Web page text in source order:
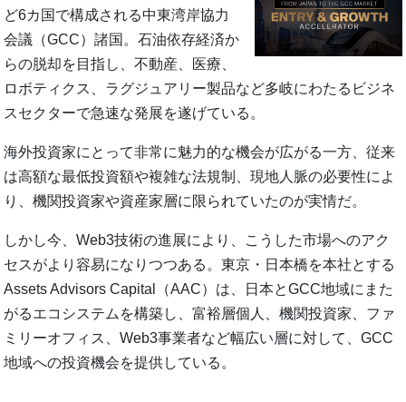
ど6カ国で構成される中東湾岸協力
会議（GCC）諸国。石油依存経済か
らの脱却を目指し、不動産、医療、
ロボティクス、ラグジュアリー製品など多岐にわたるビジネ
スセクターで急速な発展を遂げている。
海外投資家にとって非常に魅力的な機会が広がる一方、従来
は高額な最低投資額や複雑な法規制、現地人脈の必要性によ
り、機関投資家や資産家層に限られていたのが実情だ。
しかし今、Web3技術の進展により、こうした市場へのアク
セスがより容易になりつつある。東京・日本橋を本社とする
Assets Advisors Capital（AAC）は、日本とGCC地域にまた
がるエコシステムを構築し、富裕層個人、機関投資家、ファ
ミリーオフィス、Web3事業者など幅広い層に対して、GCC
地域への投資機会を提供している。